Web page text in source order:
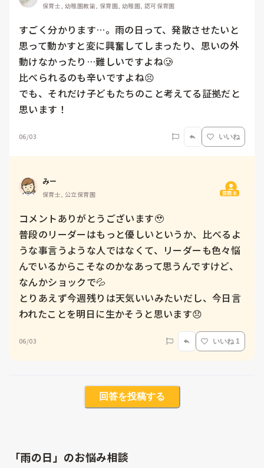
保育士, 幼稚園教諭, 保育園, 幼稚園, 認可保育園
すごく分かります…。雨の日って、発散させたいと
思って動かすと変に興奮してしまったり、思いの外
動けなかったり…難しいですよね🥲
比べられるのも辛いですよね😣
でも、それだけ子どもたちのこと考えてる証拠だと
思います！
06/03 いいね
みー
保育士, 公立保育園 質問主
コメントありがとうございます🥹
普段のリーダーはもっと優しいというか、比べるよ
うな事言うような人ではなくて、リーダーも色々悩
んでいるからこそなのかなあって思うんですけど、
なんかショックで💦
とりあえず今週残りは天気いいみたいだし、今日言
われたことを明日に生かそうと思います😞
06/03 いいね 1
回答を投稿する
「雨の日」のお悩み相談